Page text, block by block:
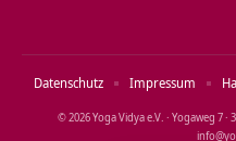
© 2026 Yoga Vidya e.V. · Yogaweg 7 ·
Datenschutz Impressum